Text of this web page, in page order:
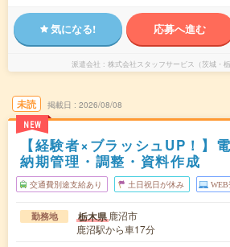
気になる! 応募へ進む
派遣会社 株式会社スタッフサービス（茨城・
未読
NEW
掲載日 2026/08/08
【経験者×ブラッシュUP！】
納期管理・調整・資料作成
交通費別途支給あり 土日祝日が休み WEB
勤務地 栃木県 鹿沼市
鹿沼駅から車17分